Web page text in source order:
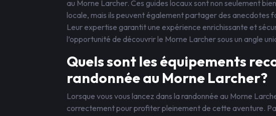
au Morne Larcher. Ces guides locaux sont non seulement
locale, mais ils peuvent également partager des anecdotes
Leur expertise garantit une expérience enrichissante et
l’opportunité de découvrir le Morne Larcher sous un angle
Quels sont les équipements
randonnée au Morne Larcher?
Lorsque vous vous lancez dans la randonnée au Morne
correctement pour profiter pleinement de cette aventure.